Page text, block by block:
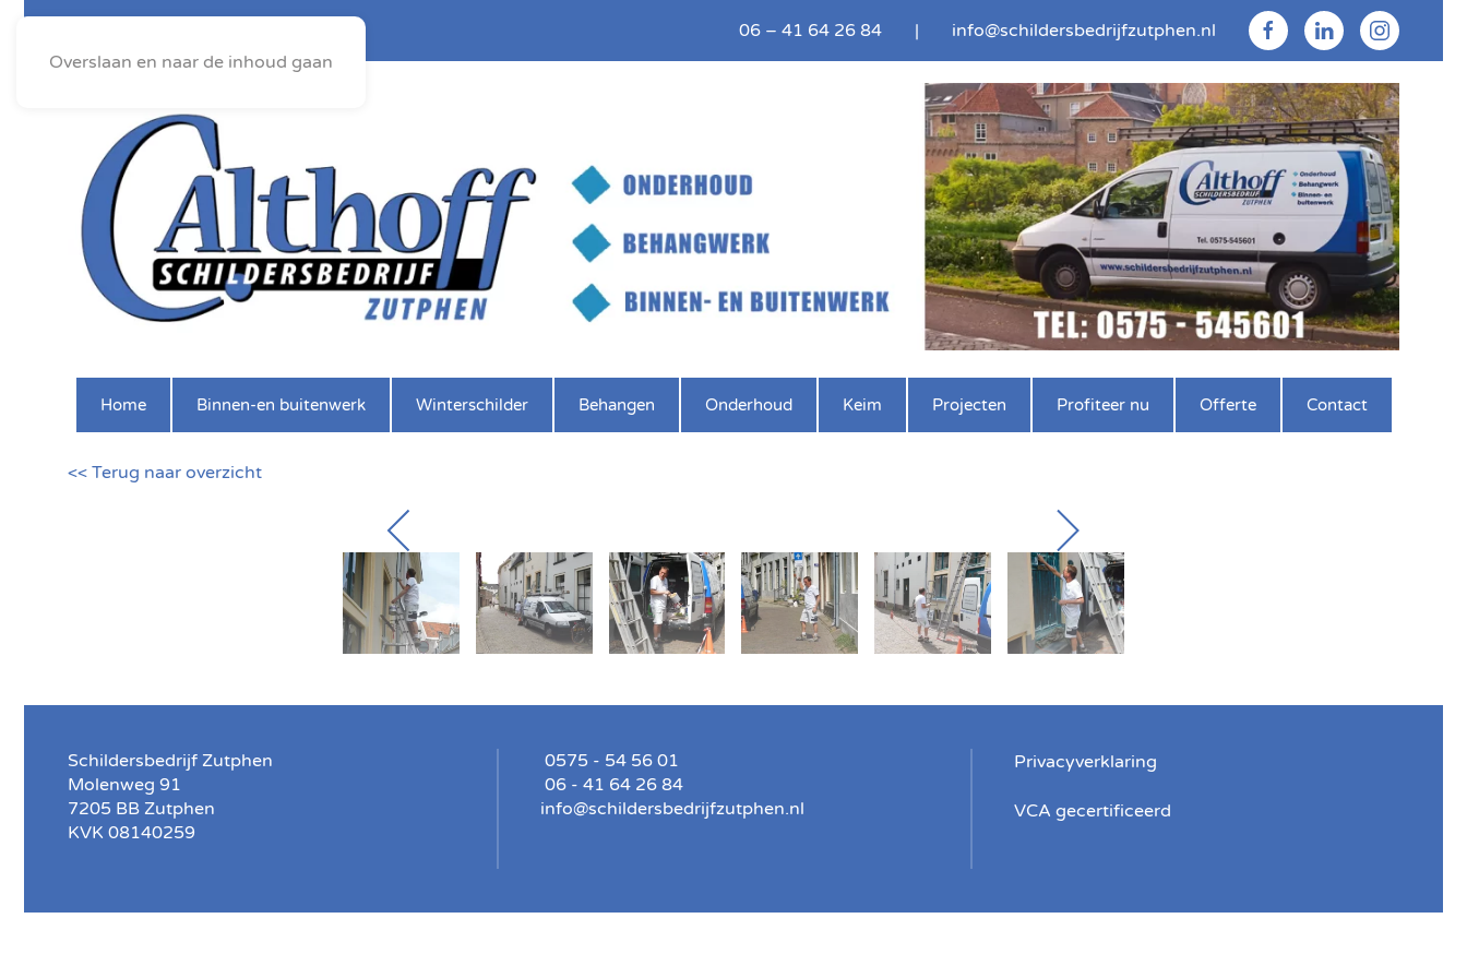
Overslaan en naar de inhoud gaan
06 – 41 64 26 84 | info@schildersbedrijfzutphen.nl
Home Binnen-en buitenwerk Winterschilder Behangen Onderhoud Keim Projecten Profiteer nu Offerte Contact
<< Terug naar overzicht
Schildersbedrijf Zutphen
Molenweg 91
7205 BB Zutphen
KVK 08140259
0575 - 54 56 01
06 - 41 64 26 84
info@schildersbedrijfzutphen.nl
Privacyverklaring
VCA gecertificeerd